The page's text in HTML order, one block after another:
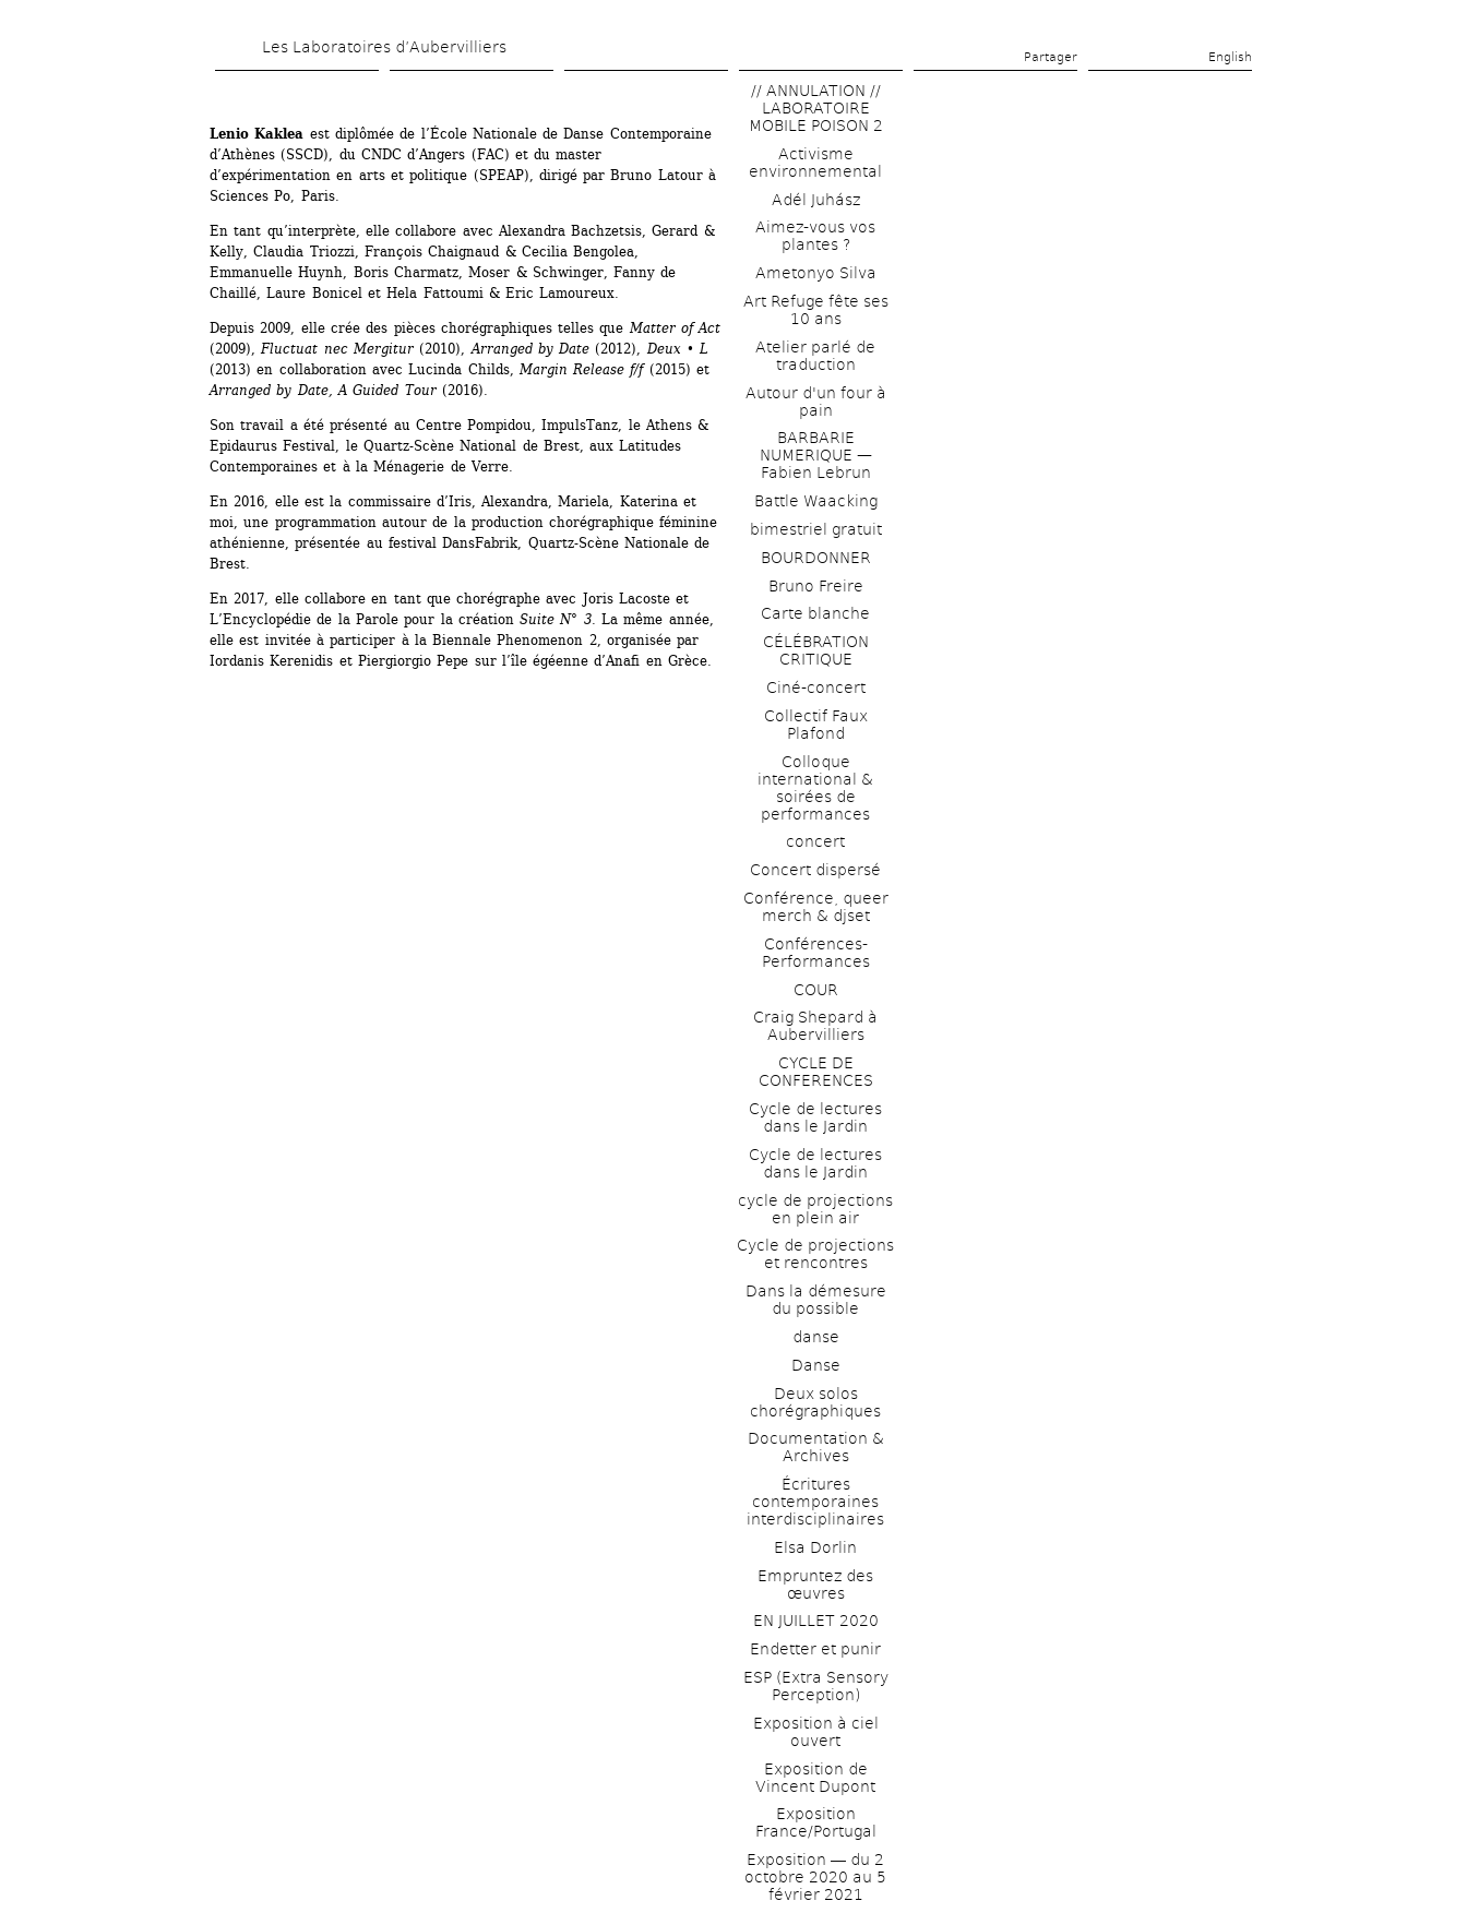
contenu
Les Laboratoires d’Aubervilliers
Partager English
Lenio Kaklea est diplômée de l’École Nationale de Danse Contemporaine
d’Athènes (SSCD), du CNDC d’Angers (FAC) et du master
d’expérimentation en arts et politique (SPEAP), dirigé par Bruno Latour à
Sciences Po, Paris.
En tant qu’interprète, elle collabore avec Alexandra Bachzetsis, Gerard &
Kelly, Claudia Triozzi, François Chaignaud & Cecilia Bengolea,
Emmanuelle Huynh, Boris Charmatz, Moser & Schwinger, Fanny de
Chaillé, Laure Bonicel et Hela Fattoumi & Eric Lamoureux.
Depuis 2009, elle crée des pièces chorégraphiques telles que Matter of Act
(2009), Fluctuat nec Mergitur(2010), Arranged by Date (2012), Deux • L
(2013) en collaboration avec Lucinda Childs, Margin Release f/f(2015) et
Arranged by Date, A Guided Tour(2016).
Son travail a été présenté au Centre Pompidou, ImpulsTanz, le Athens &
Epidaurus Festival, le Quartz-Scène National de Brest, aux Latitudes
Contemporaines et à la Ménagerie de Verre.
En 2016, elle est la commissaire d’Iris, Alexandra, Mariela, Katerina et
moi, une programmation autour de la production chorégraphique féminine
athénienne, présentée au festival DansFabrik, Quartz-Scène Nationale de
Brest.
En 2017, elle collabore en tant que chorégraphe avec Joris Lacoste et
L’Encyclopédie de la Parole pour la créationSuite N° 3. La même année,
elle est invitée à participer à la Biennale Phenomenon 2, organisée par
Iordanis Kerenidis et Piergiorgio Pepe sur l’île égéenne d’Anafi en Grèce.
// ANNULATION //
LABORATOIRE
MOBILE POISON 2
Activisme
environnemental
Adél Juhász
Aimez-vous vos
plantes ?
Ametonyo Silva
Art Refuge fête ses
10 ans
Atelier parlé de
traduction
Autour d'un four à
pain
BARBARIE
NUMERIQUE —
Fabien Lebrun
Battle Waacking
bimestriel gratuit
BOURDONNER
Bruno Freire
Carte blanche
CÉLÉBRATION
CRITIQUE
Ciné-concert
Collectif Faux
Plafond
Colloque
international &
soirées de
performances
concert
Concert dispersé
Conférence, queer
merch & djset
Conférences-
Performances
COUR
Craig Shepard à
Aubervilliers
CYCLE DE
CONFERENCES
Cycle de lectures
dans le Jardin
Cycle de lectures
dans le Jardin
cycle de projections
en plein air
Cycle de projections
et rencontres
Dans la démesure
du possible
danse
Danse
Deux solos
chorégraphiques
Documentation &
Archives
Écritures
contemporaines
interdisciplinaires
Elsa Dorlin
Empruntez des
œuvres
EN JUILLET 2020
Endetter et punir
ESP (Extra Sensory
Perception)
Exposition à ciel
ouvert
Exposition de
Vincent Dupont
Exposition
France/Portugal
Exposition ― du 2
octobre 2020 au 5
février 2021